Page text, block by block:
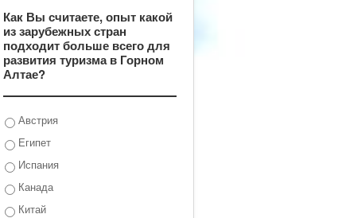
Как Вы считаете, опыт какой
из зарубежных стран
подходит больше всего для
развития туризма в Горном
Алтае?
Австрия
Египет
Испания
Канада
Китай